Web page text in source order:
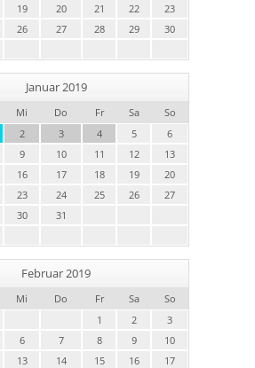
19 20 21 22
23
26 27 28 29
30
Januar 2019
Mi Do Fr Sa
So
2 3 4 5
6
9 10 11 12
13
16 17 18 19
20
23 24 25 26
27
30 31
Februar 2019
Mi Do Fr Sa
So
1
2
3
6 7 8 9
10
13 14 15 16
17